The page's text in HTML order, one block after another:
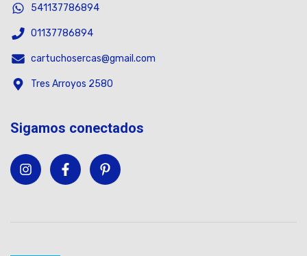
541137786894
01137786894
cartuchosercas@gmail.com
Tres Arroyos 2580
Sigamos conectados